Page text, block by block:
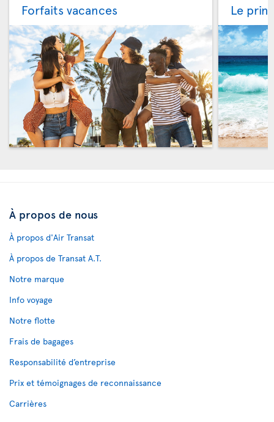
Forfaits vacances Le
À propos de nous
À propos d'Air Transat
À propos de Transat A.T.
Notre marque
Info voyage
Notre flotte
Frais de bagages
Responsabilité d’entreprise
Prix et témoignages de reconnaissance
Carrières